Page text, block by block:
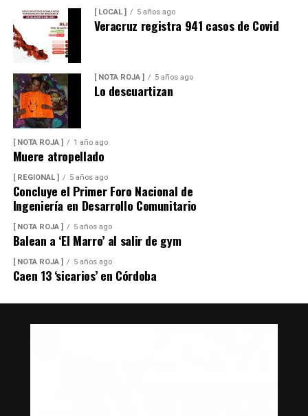
[ LOCAL ] 5 años ago
Veracruz registra 941 casos de Covid
[ NOTA ROJA ] 5 años ago
Lo descuartizan
[ NOTA ROJA ] 1 año ago
Muere atropellado
[ REGIONAL ] 5 años ago
Concluye el Primer Foro Nacional de
Ingeniería en Desarrollo Comunitario
[ NOTA ROJA ] 5 años ago
Balean a ‘El Marro’ al salir de gym
[ NOTA ROJA ] 5 años ago
Caen 13 ‘sicarios’ en Córdoba